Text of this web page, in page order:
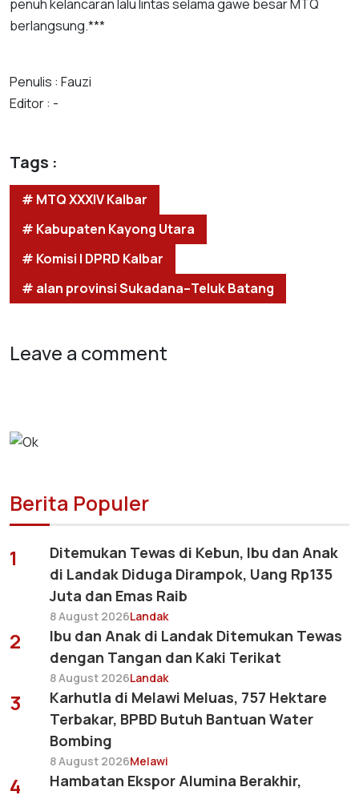
penuh kelancaran lalu lintas selama gawe besar MTQ
berlangsung.***
Penulis : Fauzi
Editor : -
Tags :
# MTQ XXXIV Kalbar
# Kabupaten Kayong Utara
# Komisi I DPRD Kalbar
# alan provinsi Sukadana–Teluk Batang
Leave a comment
Berita Populer
1
Ditemukan Tewas di Kebun, Ibu dan Anak
di Landak Diduga Dirampok, Uang Rp135
Juta dan Emas Raib
8 August 2026Landak
2
Ibu dan Anak di Landak Ditemukan Tewas
dengan Tangan dan Kaki Terikat
8 August 2026Landak
3
Karhutla di Melawi Meluas, 757 Hektare
Terbakar, BPBD Butuh Bantuan Water
Bombing
8 August 2026Melawi
4
Hambatan Ekspor Alumina Berakhir,